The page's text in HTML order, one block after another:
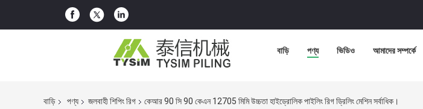
বাড়ি পণ্য ভিডিও আমাদের সম্পর্কে
বাড়ি পণ্য জলবাহী শিপিং রিগ কেআর 90 সি 90 কেএন 12705 মিমি উচ্চতা হাইড্রোলিক পাইলিং রিগ ড্রিলিং মেশিন সর্বাধিক।